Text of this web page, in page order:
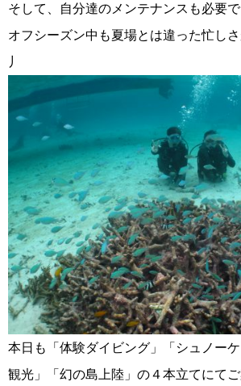
そして、自分達のメンテナンスも必要で
オフシーズン中も夏場とは違った忙し
丿
本日も「体験ダイビング」「シュノー
観光」「幻の島上陸」の４本立てにてご